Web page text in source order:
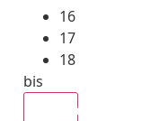
16
17
18
bis